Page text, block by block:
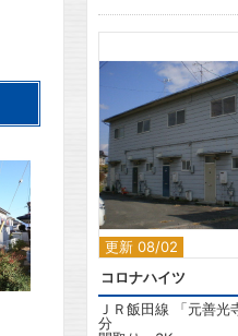
更新 08/02
2
コロナハイツ
ＪＲ飯田線 「元善光
分